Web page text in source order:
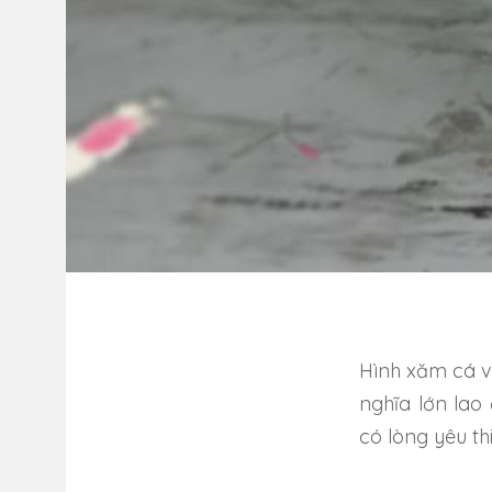
Hình xăm cá
nghĩa lớn lao
có lòng yêu